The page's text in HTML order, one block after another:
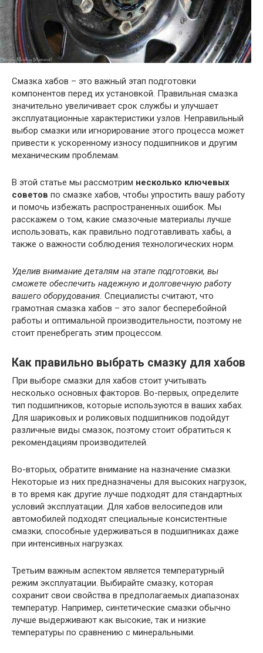
Смазка хабов – это важный этап подготовки
компонентов перед их установкой. Правильная смазка
значительно увеличивает срок службы и улучшает
эксплуатационные характеристики узлов. Неправильный
выбор смазки или игнорирование этого процесса может
привести к ускоренному износу подшипников и другим
механическим проблемам.
В этой статье мы рассмотрим несколько ключевых
советов по смазке хабов, чтобы упростить вашу работу
и помочь избежать распространенных ошибок. Мы
расскажем о том, какие смазочные материалы лучше
использовать, как правильно подготавливать хабы, а
также о важности соблюдения технологических норм.
Уделив внимание деталям на этапе подготовки, вы
сможете обеспечить надежную и долговечную работу
вашего оборудования. Специалисты считают, что
грамотная смазка хабов – это залог бесперебойной
работы и оптимальной производительности, поэтому не
стоит пренебрегать этим процессом.
Как правильно выбрать смазку для хабов
При выборе смазки для хабов стоит учитывать
несколько основных факторов. Во-первых, определите
тип подшипников, которые используются в ваших хабах.
Для шариковых и роликовых подшипников подойдут
различные виды смазок, поэтому стоит обратиться к
рекомендациям производителей.
Во-вторых, обратите внимание на назначение смазки.
Некоторые из них предназначены для высоких нагрузок,
в то время как другие лучше подходят для стандартных
условий эксплуатации. Для хабов велосипедов или
автомобилей подходят специальныe консистентные
смазки, способные удерживаться в подшипниках даже
при интенсивных нагрузках.
Третьим важным аспектом является температурный
режим эксплуатации. Выбирайте смазку, которая
сохранит свои свойства в предполагаемых диапазонах
температур. Например, синтетические смазки обычно
лучше выдерживают как высокие, так и низкие
температуры по сравнению с минеральными.